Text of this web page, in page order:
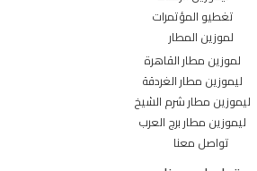
تغطيو المؤتمرات
لموزين المطار
لموزين مطار القاهرة
ليموزين مطار الغردقة
ليموزين مطار شرم الشيخ
ليموزين مطار برج العرب
تواصل معنا